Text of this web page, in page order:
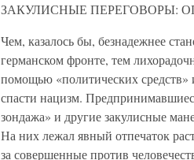
ЗАКУЛИСНЫЕ ПЕРЕГОВОРЫ:
Чем, казалось бы, безнадежнее
германском фронте, тем
помощью «политических средств»
спасти нацизм.
зондажа» и другие закулисные
На них лежал явный отпечаток
за совершенные против